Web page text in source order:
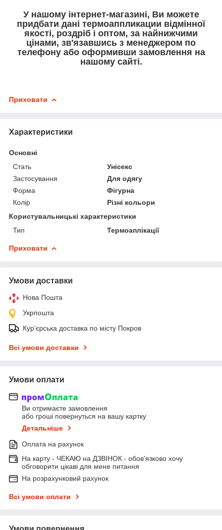
У нашому інтернет-магазині, Ви можете
придбати дані термоаппликации відмінної
якості, роздріб і оптом, за найнижчими
цінами, зв'язавшись з менеджером по
телефону або оформивши замовлення на
нашому сайті.
Приховати
Характеристики
Основні
Стать
Унісекс
Застосування
Для одягу
Форма
Фігурна
Колір
Різні кольори
Користувальницькі характеристики
Тип
Термоаплікації
Приховати
Умови доставки
Нова Пошта
Укрпошта
Кур'єрська доставка по місту Покров
Всі умови доставки
Умови оплати
Ви отримаєте замовлення
або гроші повернуться на вашу картку
Детальніше
Оплата на рахунок
На карту - ЧЕКАЮ на ДЗВІНОК - обов'язково хочу
обговорити цікаві для мене питання
На розрахунковий рахунок
Всі умови оплати